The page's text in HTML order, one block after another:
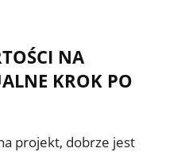
NA
KROK PO
projekt, dobrze jest